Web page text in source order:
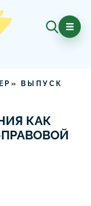
ВЫПУСК
КАК